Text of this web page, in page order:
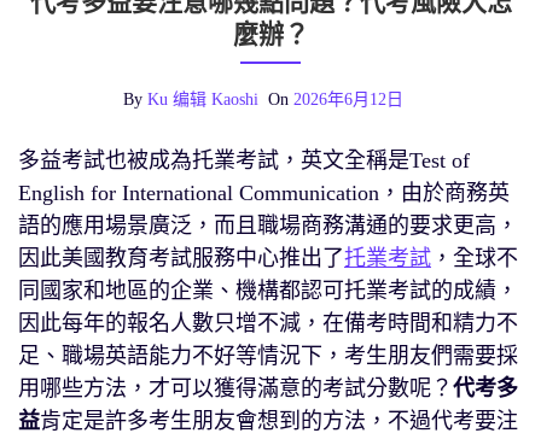
麼辦？
By Ku 编辑 Kaoshi On 2026年6月12日
多益考試也被成為托業考試，英文全稱是Test of
English for International Communication，由於商務英
語的應用場景廣泛，而且職場商務溝通的要求更高，
因此美國教育考試服務中心推出了托業考試 ，全球不
同國家和地區的企業、機構都認可托業考試的成績，
因此每年的報名人數只增不減，在備考時間和精力不
足、職場英語能力不好等情況下，考生朋友們需要採
用哪些方法，才可以獲得滿意的考試分數呢？ 代考多
益肯定是許多考生朋友會想到的方法，不過代考要注